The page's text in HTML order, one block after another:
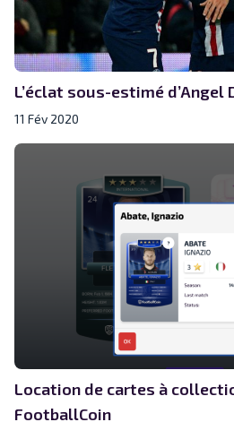
L’éclat sous-estimé d’Angel
11 Fév 2020
Location de cartes à
FootballCoin